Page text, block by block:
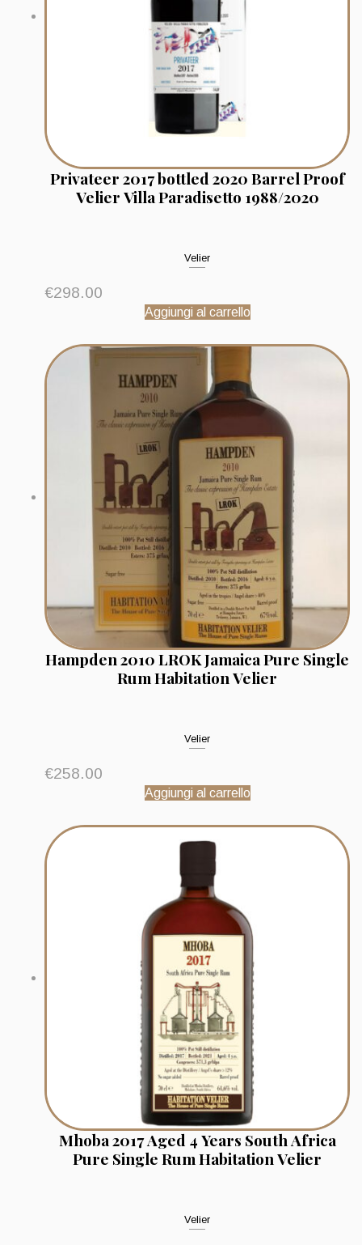
Privateer 2017 bottled 2020 Barrel Proof
Velier Villa Paradisetto 1988/2020
Velier
€298.00
Aggiungi al carrello
Hampden 2010 LROK Jamaica Pure Single
Rum Habitation Velier
Velier
€258.00
Aggiungi al carrello
Mhoba 2017 Aged 4 Years South Africa
Pure Single Rum Habitation Velier
Velier